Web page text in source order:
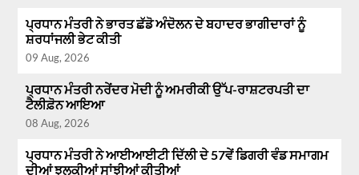
ਪ੍ਰਧਾਨ ਮੰਤਰੀ ਨੇ ਭਾਰਤ ਛੱਡੋ ਅੰਦੋਲਨ ਦੇ ਬਹਾਦਰ ਭਾਗੀਦਾਰਾਂ ਨੂੰ
ਸ਼ਰਧਾਂਜਲੀ ਭੇਟ ਕੀਤੀ
09 Aug, 2026
ਪ੍ਰਧਾਨ ਮੰਤਰੀ ਨਰੇਂਦਰ ਮੋਦੀ ਨੂੰ ਅਮਰੀਕੀ ਉੱਪ-ਰਾਸ਼ਟਰਪਤੀ ਦਾ
ਟੈਲੀਫ਼ੋਨ ਆਇਆ
08 Aug, 2026
ਪ੍ਰਧਾਨ ਮੰਤਰੀ ਨੇ ਆਈਆਈਟੀ ਦਿੱਲੀ ਦੇ 57ਵੇਂ ਡਿਗਰੀ ਵੰਡ ਸਮਾਗਮ
ਦੀਆਂ ਝਲਕੀਆਂ ਸਾਂਝੀਆਂ ਕੀਤੀਆਂ